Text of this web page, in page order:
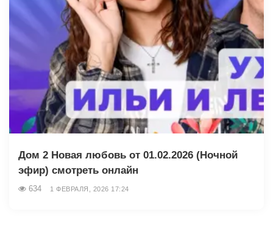
Дом 2 Новая любовь от 01.02.2026 (Ночной
эфир) смотреть онлайн
634 1 ФЕВРАЛЯ, 2026 17:24